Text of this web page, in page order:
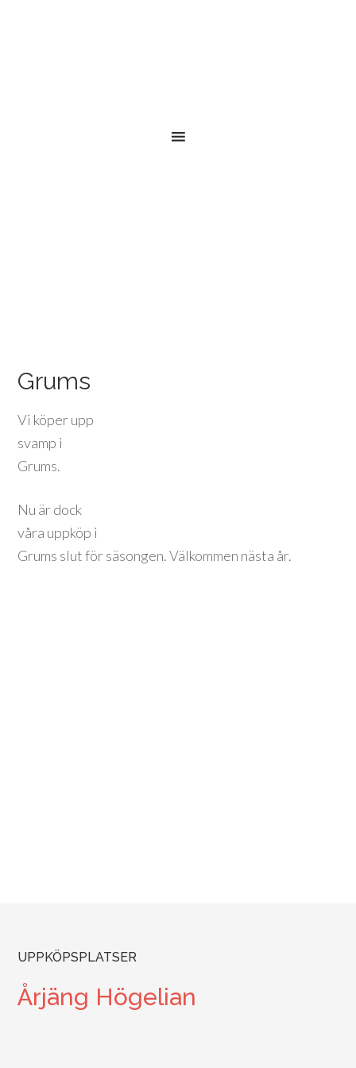
Grums
Vi köper upp
svamp i
Grums.
Nu är dock
våra uppköp i
Grums slut för säsongen. Välkommen nästa år.
UPPKÖPSPLATSER
Årjäng Högelian